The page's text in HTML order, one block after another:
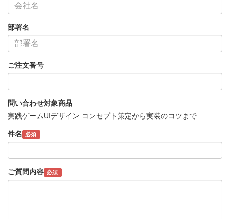
部署名
ご注文番号
問い合わせ対象商品
実践ゲームUIデザイン コンセプト策定から実装のコツまで
件名 必須
ご質問内容 必須